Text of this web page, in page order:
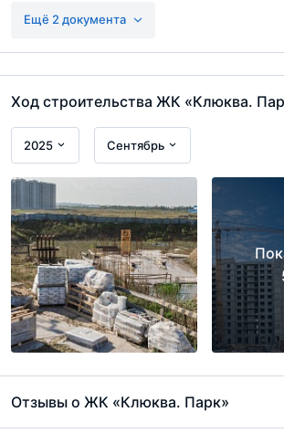
Разрешение на строительсьтво Клюква
Ещё 2 документа
Ход строительства ЖК «Клюква.
2025 Сентябрь
Отзывы о ЖК «Клюква. Парк»